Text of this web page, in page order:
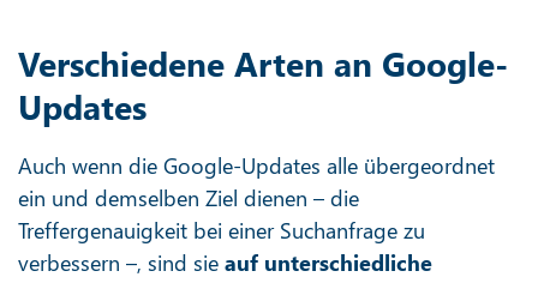
Verschiedene Arten an Google-
Updates
Auch wenn die Google-Updates alle übergeordnet
ein und demselben Ziel dienen – die
Treffergenauigkeit bei einer Suchanfrage zu
verbessern –, sind sie auf unterschiedliche